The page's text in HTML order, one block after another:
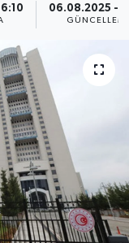
06.08.2025 -